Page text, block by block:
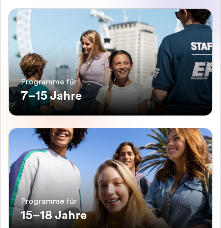
Programme für
7–15 Jahre
Programme für
15–18 Jahre